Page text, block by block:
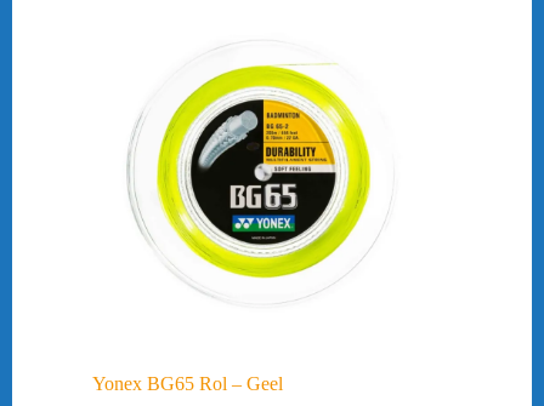
Yonex BG65 Rol – Geel